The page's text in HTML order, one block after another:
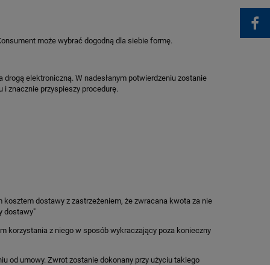
może wybrać dogodną dla siebie formę.
elektroniczną. W nadesłanym potwierdzeniu zostanie
i znacznie przyspieszy procedurę.
dostawy z zastrzeżeniem, że zwracana kwota za nie
dostawy"
korzystania z niego w sposób wykraczający poza konieczny
od umowy. Zwrot zostanie dokonany przy użyciu takiego